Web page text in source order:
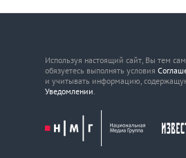
Используя настоящий сайт, Вы тем
обязуетесь выполнять условия
и учитывать информацию,
Уведомлении.